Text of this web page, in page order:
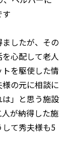
したが、その
心配して老人
を駆使した情
の元に相談に
」と思う施設
が納得した施
て秀夫様も5